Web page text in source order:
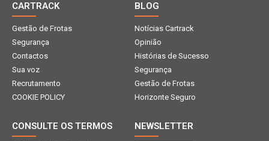
CARTRACK
Gestão de Frotas
Segurança
Contactos
Sua voz
Recrutamento
COOKIE POLICY
BLOG
Notícias Cartrack
Opinião
Histórias de Sucesso
Segurança
Gestão de Frotas
Horizonte Seguro
NEWSLETTER
CONSULTE OS TERMOS